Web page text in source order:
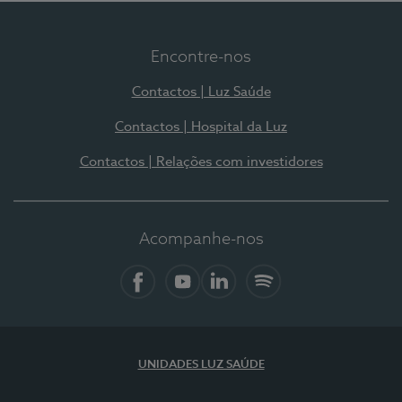
Encontre-nos
Contactos | Luz Saúde
Contactos | Hospital da Luz
Contactos | Relações com investidores
Acompanhe-nos
UNIDADES LUZ SAÚDE